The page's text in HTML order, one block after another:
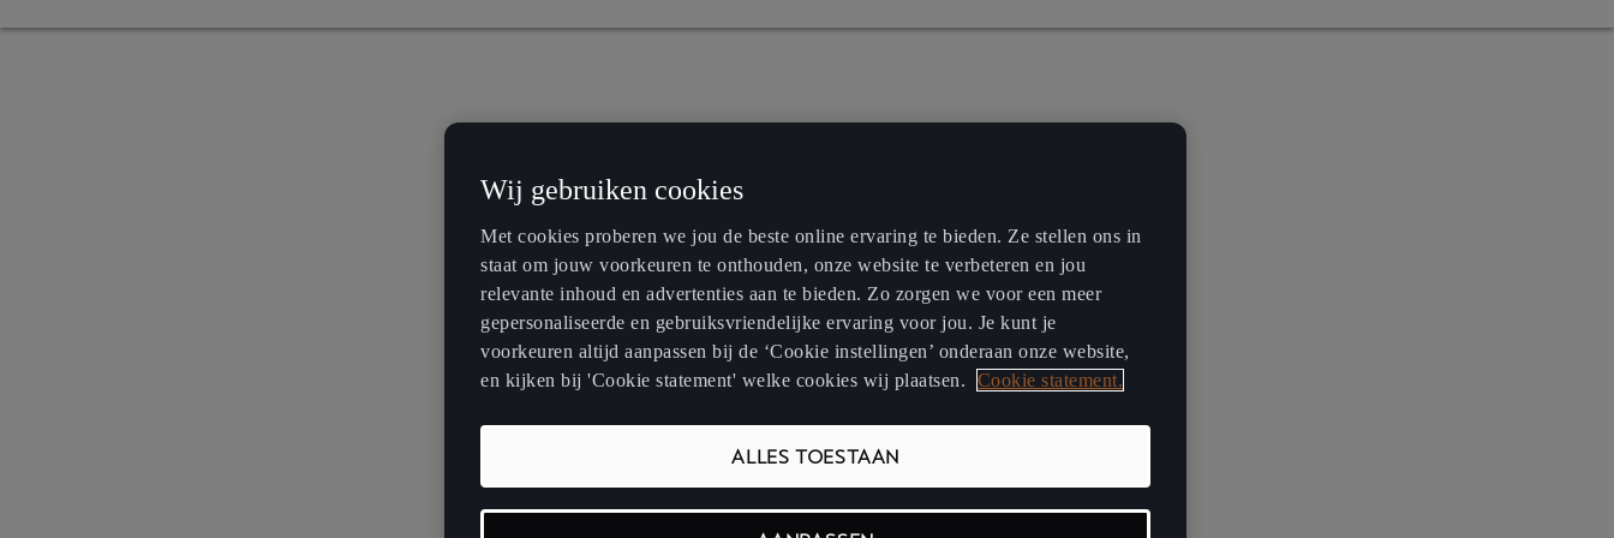
Wij gebruiken cookies
Met cookies proberen we jou de beste online ervaring te bieden. Ze stellen ons in
staat om jouw voorkeuren te onthouden, onze website te verbeteren en jou
relevante inhoud en advertenties aan te bieden. Zo zorgen we voor een meer
gepersonaliseerde en gebruiksvriendelijke ervaring voor jou. Je kunt je
voorkeuren altijd aanpassen bij de ‘Cookie instellingen’ onderaan onze website,
en kijken bij 'Cookie statement' welke cookies wij plaatsen.
Cookie statement.
ALLES TOESTAAN